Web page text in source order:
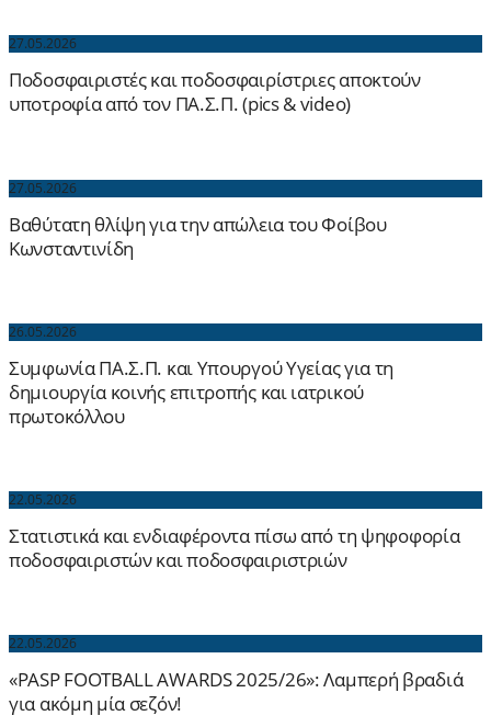
27.05.2026
Ποδοσφαιριστές και ποδοσφαιρίστριες αποκτούν
υποτροφία από τον ΠΑ.Σ.Π. (pics & video)
27.05.2026
Βαθύτατη θλίψη για την απώλεια του Φοίβου
Κωνσταντινίδη
26.05.2026
Συμφωνία ΠΑ.Σ.Π. και Υπουργού Υγείας για τη
δημιουργία κοινής επιτροπής και ιατρικού
πρωτοκόλλου
22.05.2026
Στατιστικά και ενδιαφέροντα πίσω από τη ψηφοφορία
ποδοσφαιριστών και ποδοσφαιριστριών
22.05.2026
«PASP FOOTBALL AWARDS 2025/26»: Λαμπερή βραδιά
για ακόμη μία σεζόν!